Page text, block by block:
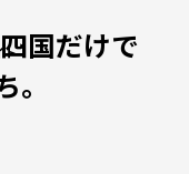
ト 国だけで